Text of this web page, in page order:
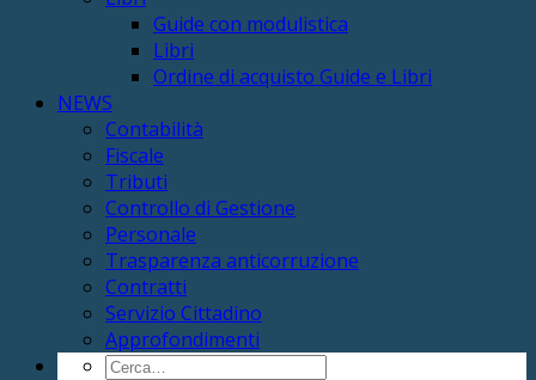
Guide con modulistica
Libri
Ordine di acquisto Guide e Libri
NEWS
Contabilità
Fiscale
Tributi
Controllo di Gestione
Personale
Trasparenza anticorruzione
Contratti
Servizio Cittadino
Approfondimenti
Cerca: